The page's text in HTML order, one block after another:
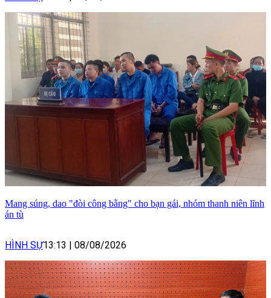
Mang súng, dao "đòi công bằng" cho bạn gái, nhóm thanh niên lĩnh
án tù
HÌNH SỰ13:13 | 08/08/2026